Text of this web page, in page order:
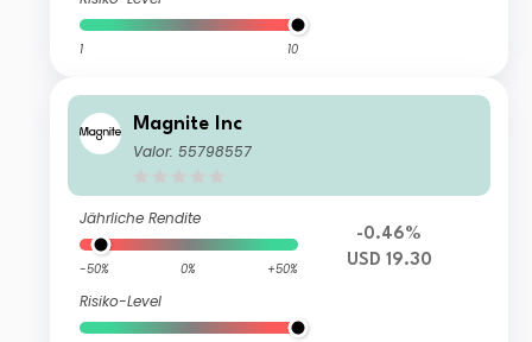
1 10
Magnite Inc
Valor: 55798557
Jährliche Rendite
-50% 0% +50%
Risiko-Level
-0.46%
USD 19.30